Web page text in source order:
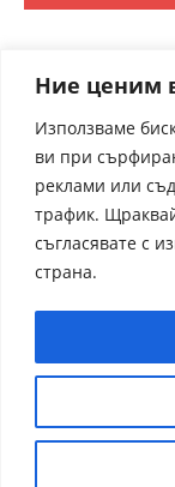
Ние ценим
Използваме
ви при
реклами или
трафик.
съгласявате с
страна.